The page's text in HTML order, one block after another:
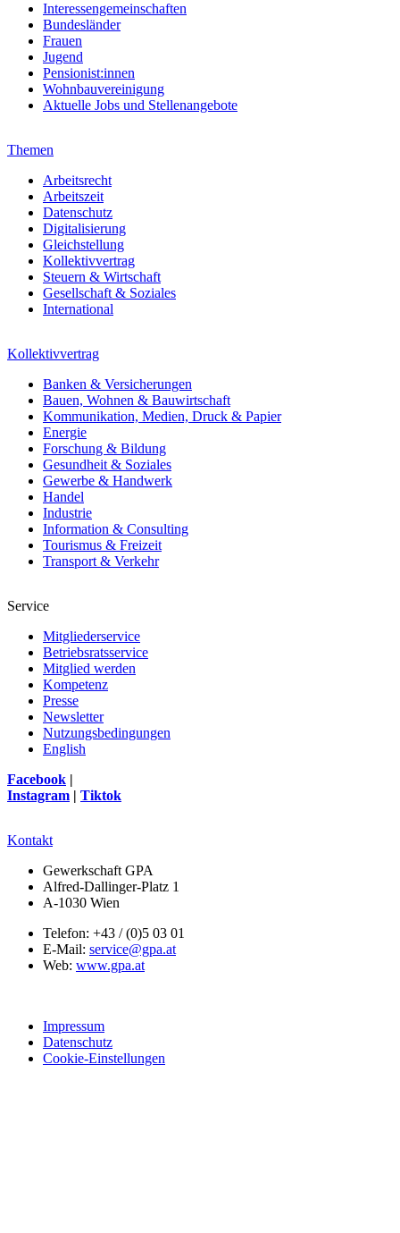
Interessengemeinschaften
Bundesländer
Frauen
Jugend
Pensionist:innen
Wohnbauvereinigung
Aktuelle Jobs und Stellenangebote
Themen
Arbeitsrecht
Arbeitszeit
Datenschutz
Digitalisierung
Gleichstellung
Kollektivvertrag
Steuern & Wirtschaft
Gesellschaft & Soziales
International
Kollektivvertrag
Banken & Versicherungen
Bauen, Wohnen & Bauwirtschaft
Kommunikation, Medien, Druck & Papier
Energie
Forschung & Bildung
Gesundheit & Soziales
Gewerbe & Handwerk
Handel
Industrie
Information & Consulting
Tourismus & Freizeit
Transport & Verkehr
Service
Mitgliederservice
Betriebsratsservice
Mitglied werden
Kompetenz
Presse
Newsletter
Nutzungsbedingungen
English
Facebook |
Instagram | Tiktok
Kontakt
Gewerkschaft GPA
Alfred-Dallinger-Platz 1
A-1030 Wien
Telefon: +43 / (0)5 03 01
E-Mail: service@gpa.at
Web: www.gpa.at
Impressum
Datenschutz
Cookie-Einstellungen